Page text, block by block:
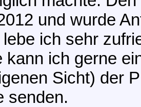
und wurde
ich sehr
kann ich gerne
Sicht) der
senden.